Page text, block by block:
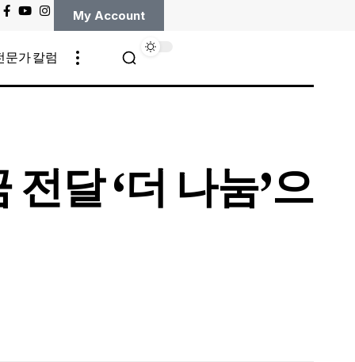
My Account
문가 칼럼
달 ‘더 나눔’으